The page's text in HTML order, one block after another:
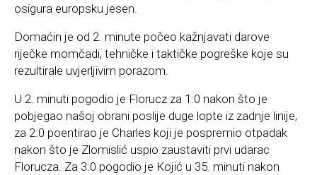
osigura europsku jesen.
Domaćin je od 2. minute počeo kažnjavati darove
riječke momčadi, tehničke i taktičke pogreške koje su
rezultirale uvjerljivim porazom.
U 2. minuti pogodio je Florucz za 1:0 nakon što je
pobjegao našoj obrani poslije duge lopte iz zadnje linije,
za 2:0 poentirao je Charles koji je pospremio otpadak
nakon što je Zlomislić uspio zaustaviti prvi udarac
Florucza. Za 3:0 pogodio je Kojić u 35. minuti nakon